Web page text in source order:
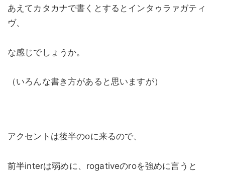
あえてカタカナで書くとするとインタゥラァガティ
ヴ、
な感じでしょうか。
（いろんな書き方があると思いますが）
アクセントは後半のoに来るので、
前半interは弱めに、rogativeのroを強めに言うと